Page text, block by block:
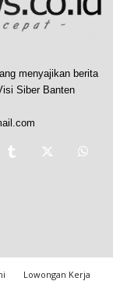
menyajikan berita
Siber Banten
Lowongan Kerja